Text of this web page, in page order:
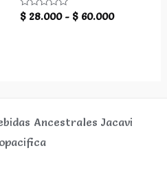
Valorado
con
$ 28.000 - $ 60.000Rango
Ancestrales Jacavi